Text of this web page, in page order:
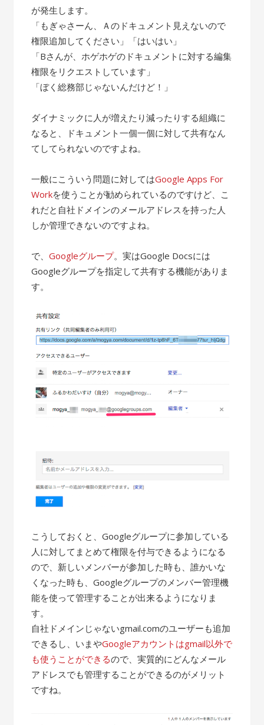
が発生します。
「もぎゃさーん、Ａのドキュメント見えないので
権限追加してください」「はいはい」
「Bさんが、ホゲホゲのドキュメントに対する編集
権限をリクエストしています」
「ぼく総務部じゃないんだけど！」
ダイナミックに人が増えたり減ったりする組織に
なると、ドキュメント一個一個に対して共有なん
てしてられないのですよね。
一般にこういう問題に対してはGoogle Apps For
Workを使うことが勧められているのですけど、こ
れだと自社ドメインのメールアドレスを持った人
しか管理できないのですよね。
で、Googleグループ。実はGoogle Docsには
Googleグループを指定して共有する機能がありま
す。
こうしておくと、Googleグループに参加している
人に対してまとめて権限を付与できるようになる
ので、新しいメンバーが参加した時も、誰かいな
くなった時も、Googleグループのメンバー管理機
能を使って管理することが出来るようになりま
す。
自社ドメインじゃないgmail.comのユーザーも追加
できるし、いまやGoogleアカウントはgmail以外で
も使うことができるので、実質的にどんなメール
アドレスでも管理することができるのがメリット
ですね。